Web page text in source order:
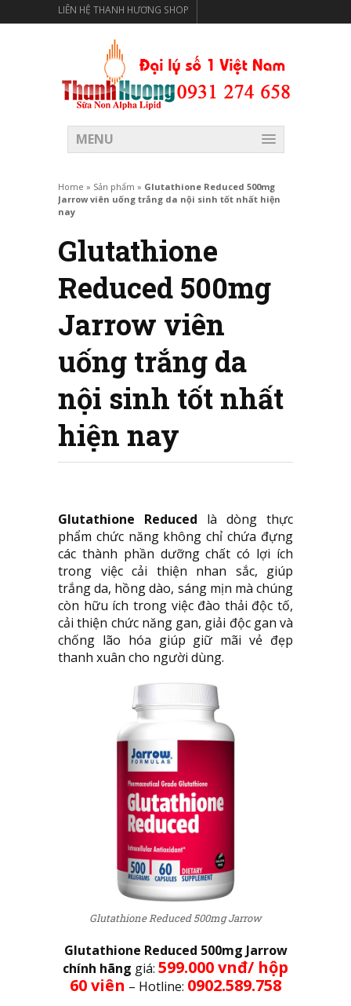
LIÊN HỆ THANH HƯƠNG SHOP
CHO SỨC KHỎE
MENU
Home » Sản phẩm » Glutathione Reduced 500mg
Jarrow viên uống trắng da nội sinh tốt nhất hiện
nay
Glutathione
Reduced 500mg
Jarrow viên
uống trắng da
nội sinh tốt nhất
hiện nay
Glutathione Reduced là dòng thực
phẩm chức năng không chỉ chứa đựng
các thành phần dưỡng chất có lợi ích
trong việc cải thiện nhan sắc, giúp
trắng da, hồng dào, sáng mịn mà chúng
còn hữu ích trong việc đào thải độc tố,
cải thiện chức năng gan, giải độc gan và
chống lão hóa giúp giữ mãi vẻ đẹp
thanh xuân cho người dùng.
Glutathione Reduced 500mg Jarrow
Glutathione Reduced 500mg Jarrow
chính hãng giá: 599.000 vnđ/ hộp
60 viên – Hotline: 0902.589.758